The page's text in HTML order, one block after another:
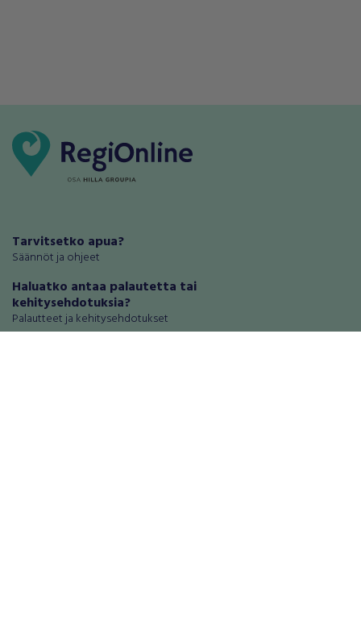
Tarvitsetko apua?
Säännöt ja ohjeet
Haluatko antaa palautetta tai
kehitysehdotuksia?
Palautteet ja kehitysehdotukset